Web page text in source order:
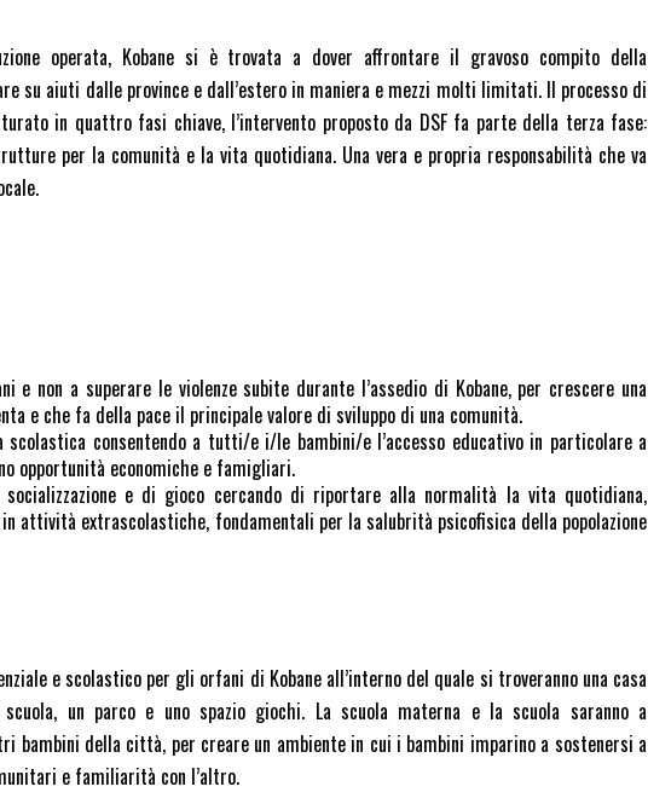
operata, Kobane si è trovata a dover affrontare il gravoso compito della
su aiuti dalle province e dall’estero in maniera e mezzi molti limitati. Il processo di
in quattro fasi chiave, l’intervento proposto da DSF fa parte della terza fase:
per la comunità e la vita quotidiana. Una vera e propria responsabilità che va
e non a superare le violenze subite durante l’assedio di Kobane, per crescere una
e che fa della pace il principale valore di sviluppo di una comunità.
scolastica consentendo a tutti/e i/le bambini/e l’accesso educativo in particolare a
opportunità economiche e famigliari.
e di gioco cercando di riportare alla normalità la vita quotidiana,
attività extrascolastiche, fondamentali per la salubrità psicofisica della popolazione
e scolastico per gli orfani di Kobane all’interno del quale si troveranno una casa
scuola, un parco e uno spazio giochi. La scuola materna e la scuola saranno a
bambini della città, per creare un ambiente in cui i bambini imparino a sostenersi a
e familiarità con l’altro.